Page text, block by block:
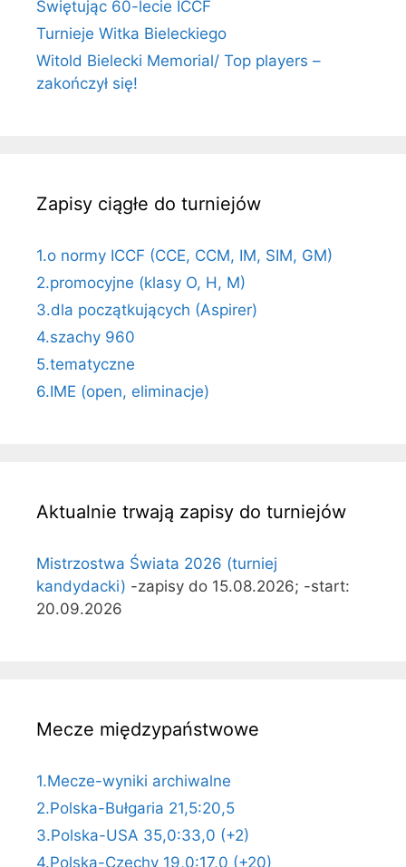
Świętując 60-lecie ICCF
Turnieje Witka Bieleckiego
Witold Bielecki Memorial/ Top players –
zakończył się!
Zapisy ciągłe do turniejów
1.o normy ICCF (CCE, CCM, IM, SIM, GM)
2.promocyjne (klasy O, H, M)
3.dla początkujących (Aspirer)
4.szachy 960
5.tematyczne
6.IME (open, eliminacje)
Aktualnie trwają zapisy do turniejów
Mistrzostwa Świata 2026 (turniej
kandydacki) -zapisy do 15.08.2026; -start:
20.09.2026
Mecze międzypaństwowe
1.Mecze-wyniki archiwalne
2.Polska-Bułgaria 21,5:20,5
3.Polska-USA 35,0:33,0 (+2)
4.Polska-Czechy 19,0:17,0 (+20)